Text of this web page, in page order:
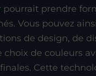
prendre
Vous pouvez
de design, de
choix de couleurs
Cette